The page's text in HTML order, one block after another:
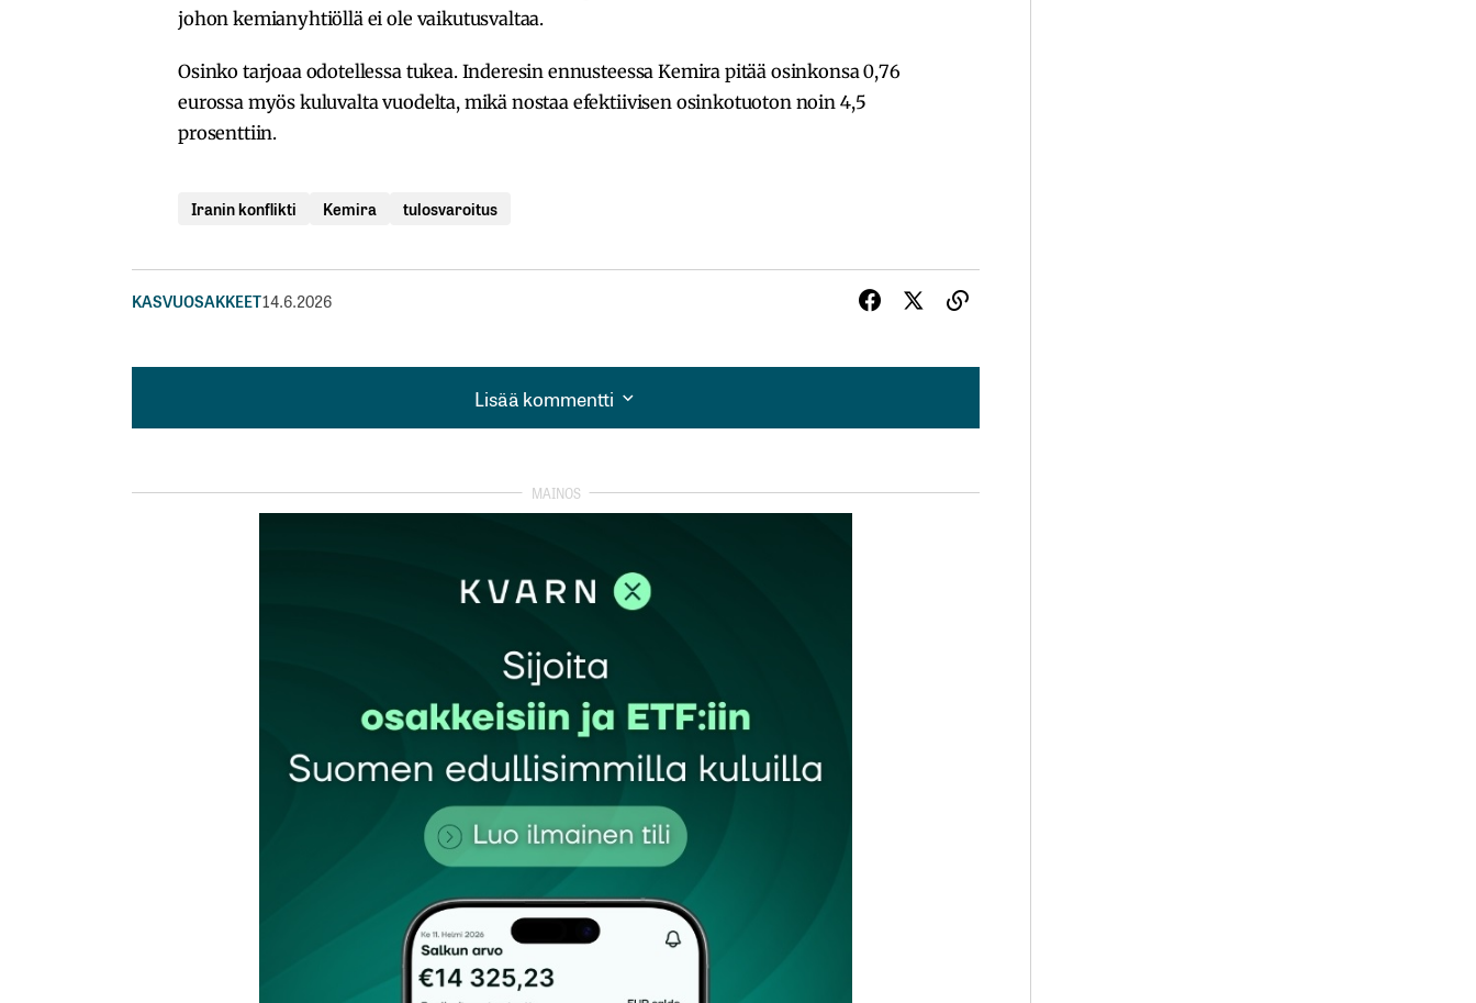
johon kemianyhtiöllä ei ole vaikutusvaltaa.
Osinko tarjoaa odotellessa tukea. Inderesin ennusteessa Kemira pitää osinkonsa 0,76
eurossa myös kuluvalta vuodelta, mikä nostaa efektiivisen osinkotuoton noin 4,5
prosenttiin.
Iranin konflikti Kemira tulosvaroitus
KASVUOSAKKEET14.6.2026
Lisää kommentti
Lisää kommentti
Sähköpostiosoitteesi
Tilaa SalkunRakentajan uutiskirje